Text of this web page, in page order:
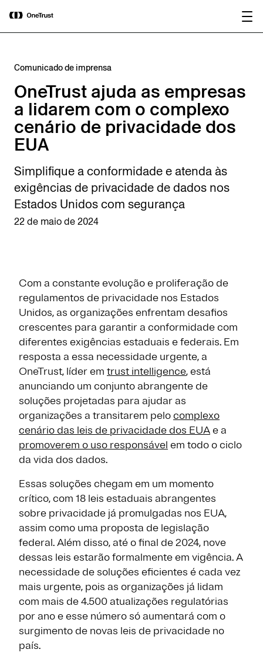
OneTrust nomeada “Visionária” no
Magic Quadrant™ 2026 da Gartner®
para plataformas de governança de IA.
Comunicado de imprensa
OneTrust ajuda as empresas
a lidarem com o complexo
cenário de privacidade dos
EUA
Simplifique a conformidade e atenda às
exigências de privacidade de dados nos
Estados Unidos com segurança
22 de maio de 2024
Com a constante evolução e proliferação de
regulamentos de privacidade nos Estados
Unidos, as organizações enfrentam desafios
crescentes para garantir a conformidade com
diferentes exigências estaduais e federais. Em
resposta a essa necessidade urgente, a
OneTrust, líder em trust intelligence, está
anunciando um conjunto abrangente de
soluções projetadas para ajudar as
organizações a transitarem pelocomplexo
cenário das leis de privacidade dos EUAe a
promoverem o uso responsável em todo o ciclo
da vida dos dados.
Essas soluções chegam em um momento
crítico, com 18 leis estaduais abrangentes
sobre privacidade já promulgadas nos EUA,
assim como uma proposta de legislação
federal. Além disso, até o final de 2024, nove
dessas leis estarão formalmente em vigência. A
necessidade de soluções eficientes é cada vez
mais urgente, pois as organizações já lidam
com mais de 4.500 atualizações regulatórias
por ano e esse número só aumentará com o
surgimento de novas leis de privacidade no
país.